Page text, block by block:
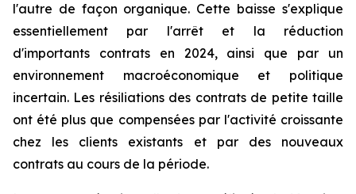
l'autre de façon organique. Cette baisse s'explique
essentiellement par l'arrêt et la réduction
d'importants contrats en 2024, ainsi que par un
environnement macroéconomique et politique
incertain. Les résiliations des contrats de petite taille
ont été plus que compensées par l'activité croissante
chez les clients existants et par des nouveaux
contrats au cours de la période.